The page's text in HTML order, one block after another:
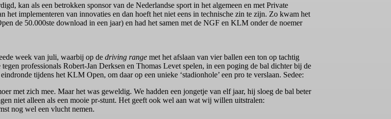
kan als een betrokken sponsor van de Nederlandse sport in het algemeen en met Private
implementeren van innovaties en dan hoeft het niet eens in technische zin te zijn. Zo kwam het
de 50.000ste download in een jaar) en had het samen met de NGF en KLM onder de noemer
week van juli, waarbij op de driving range met het afslaan van vier ballen een ton op tachtig
professionals Robert-Jan Derksen en Thomas Levet spelen, in een poging de bal dichter bij de
tijdens het KLM Open, om daar op een unieke ‘stadionhole’ een pro te verslaan. Sedee:
met zich mee. Maar het was geweldig. We hadden een jongetje van elf jaar, hij sloeg de bal beter
niet alleen als een mooie pr-stunt. Het geeft ook wel aan wat wij willen uitstralen:
nog wel een vlucht nemen.